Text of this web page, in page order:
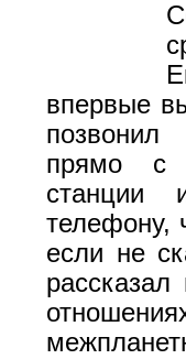
впервые
позвонил
прямо с
станции
телефону,
если не